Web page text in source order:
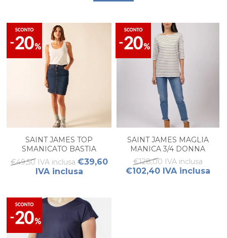
SAINT JAMES TOP
SMANICATO BASTIA
DONNA
€49,50 IVA inclusa €39,60
IVA inclusa
SAINT JAMES MAGLIA
MANICA 3/4 DONNA
€128,00 IVA inclusa
€102,40 IVA inclusa